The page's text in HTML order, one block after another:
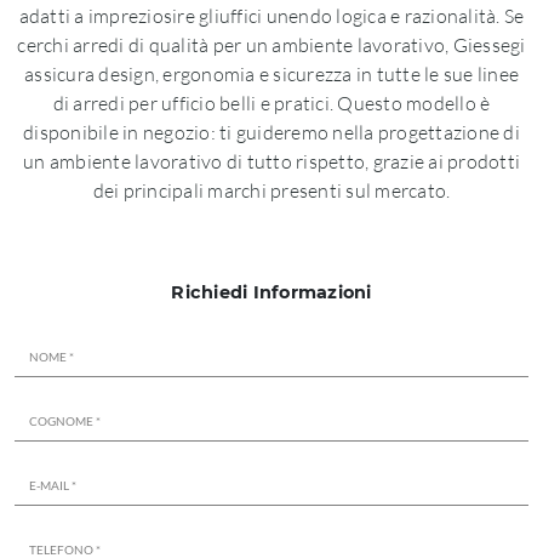
adatti a impreziosire gliuffici unendo logica e razionalità. Se
cerchi arredi di qualità per un ambiente lavorativo, Giessegi
assicura design, ergonomia e sicurezza in tutte le sue linee
di arredi per ufficio belli e pratici. Questo modello è
disponibile in negozio: ti guideremo nella progettazione di
un ambiente lavorativo di tutto rispetto, grazie ai prodotti
dei principali marchi presenti sul mercato.
Richiedi Informazioni